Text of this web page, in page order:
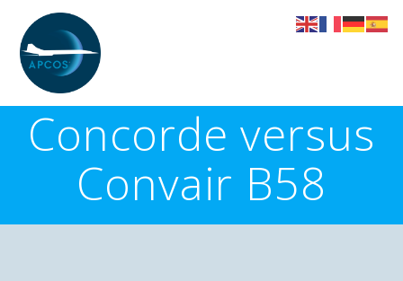
Concorde versus
Convair B58